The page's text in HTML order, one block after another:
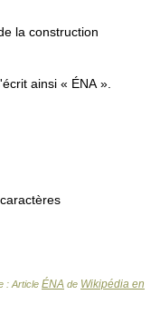
la construction
ainsi « ÉNA ».
: Article ÉNA de Wikipédia en